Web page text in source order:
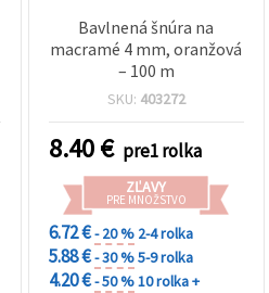
Bavlnená šnúra na
macramé 4 mm, oranžová
– 100 m
SKU: 403272
8.40€ pre1 rolka
ZĽAVY
PRE MNOŽSTVO
6.72 €- 20 % 2-4 rolka
5.88 €- 30 %5-9 rolka
4.20 €- 50 %10 rolka +